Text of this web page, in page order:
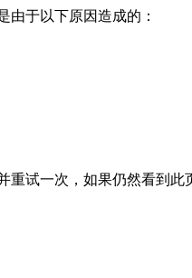
由于以下原因造成的：
重试一次，如果仍然看到此